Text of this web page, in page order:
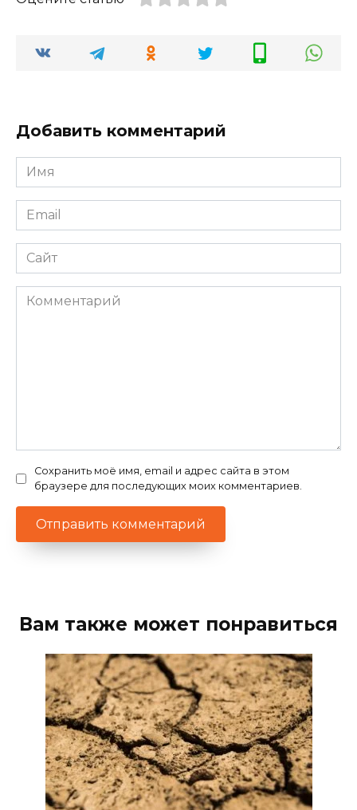
Добавить комментарий
Имя
*
Email
*
Сайт
Комментарий
Сохранить моё имя, email и адрес сайта в этом
браузере для последующих моих комментариев.
Вам также может понравиться